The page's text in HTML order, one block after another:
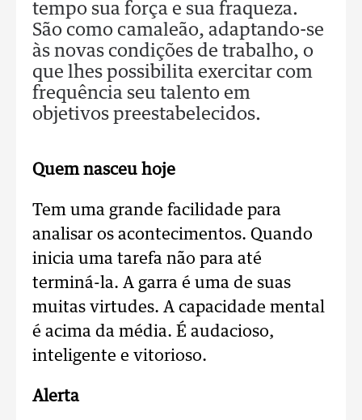
tempo sua força e sua fraqueza.
São como camaleão, adaptando-se
às novas condições de trabalho, o
que lhes possibilita exercitar com
frequência seu talento em
objetivos preestabelecidos.
Quem nasceu hoje
Tem uma grande facilidade para
analisar os acontecimentos. Quando
inicia uma tarefa não para até
terminá-la. A garra é uma de suas
muitas virtudes. A capacidade mental
é acima da média. É audacioso,
inteligente e vitorioso.
Alerta